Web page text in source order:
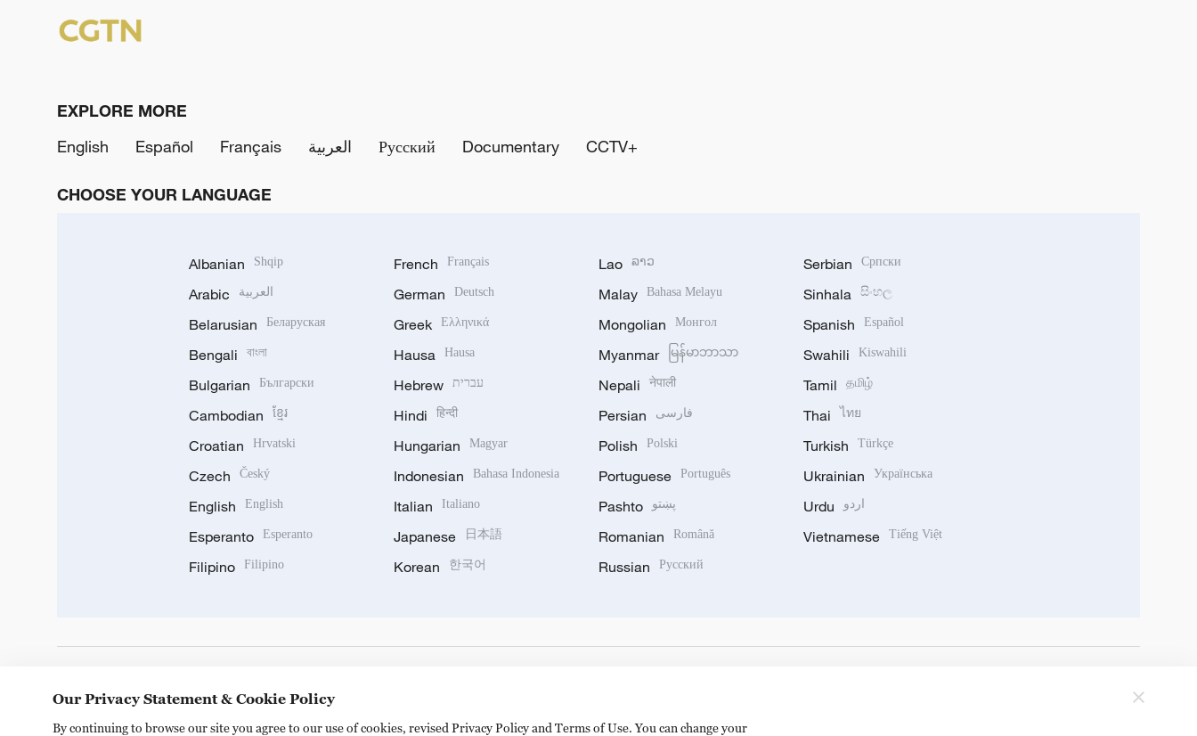
EXPLORE MORE
English
Español Français العربية Русский Documentary CCTV+
CHOOSE YOUR LANGUAGE
Albanian Shqip
Arabic العربية
Belarusian Беларуская
Bengali বাংলা
Bulgarian Български
Cambodian ខ្មែរ
Croatian Hrvatski
Czech Český
English English
Esperanto Esperanto
Filipino Filipino
French Français
German Deutsch
Greek Ελληνικά
Hausa Hausa
Hebrew עברית
Hindi हिन्दी
Hungarian Magyar
Indonesian Bahasa Indonesia
Italian Italiano
Japanese 日本語
Korean 한국어
Lao ລາວ
Malay Bahasa Melayu
Mongolian Монгол
Myanmar မြန်မာဘာသာ
Nepali नेपाली
Persian فارسی
Polish Polski
Portuguese Português
Pashto پښتو
Romanian Română
Russian Русский
Serbian Српски
Sinhala සිංහල
Spanish Español
Swahili Kiswahili
Tamil தமிழ்
Thai ไทย
Turkish Türkçe
Ukrainian Українська
Urdu اردو
Vietnamese Tiếng Việt
Our Privacy Statement & Cookie Policy
By continuing to browse our site you agree to our use of cookies, revised Privacy Policy and Terms of Use. You can change your